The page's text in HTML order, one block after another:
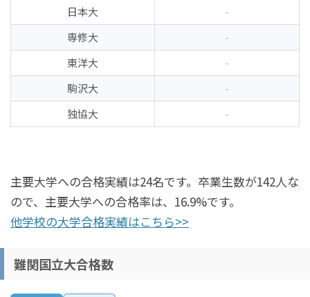
日本大
-
専修大
-
東洋大
-
駒沢大
-
独協大
-
主要大学への合格実績は24名です。卒業生数が142人な
ので、主要大学への合格率は、16.9%です。
他学校の大学合格実績はこちら>>
難関国立大合格数